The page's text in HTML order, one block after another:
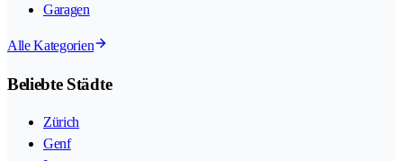
Garagen
Alle Kategorien
Beliebte Städte
Zürich
Genf